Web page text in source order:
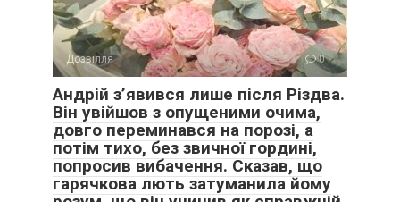
Дозвілля 0
Андрій з’явився лише після Різдва.
Він увійшов з опущеними очима,
довго переминався на порозі, а
потім тихо, без звичної гордині,
попросив вибачення. Сказав, що
гарячкова лють затуманила йому